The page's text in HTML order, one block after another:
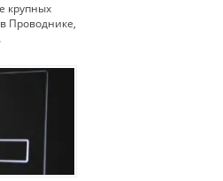
крупных
Проводнике,